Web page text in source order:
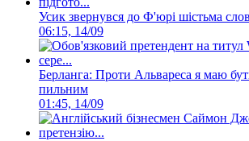
Усик звернувся до Ф'юрі шістьма
06:15, 14/09
Берланга: Проти Альвареса я маю
пильним
01:45, 14/09